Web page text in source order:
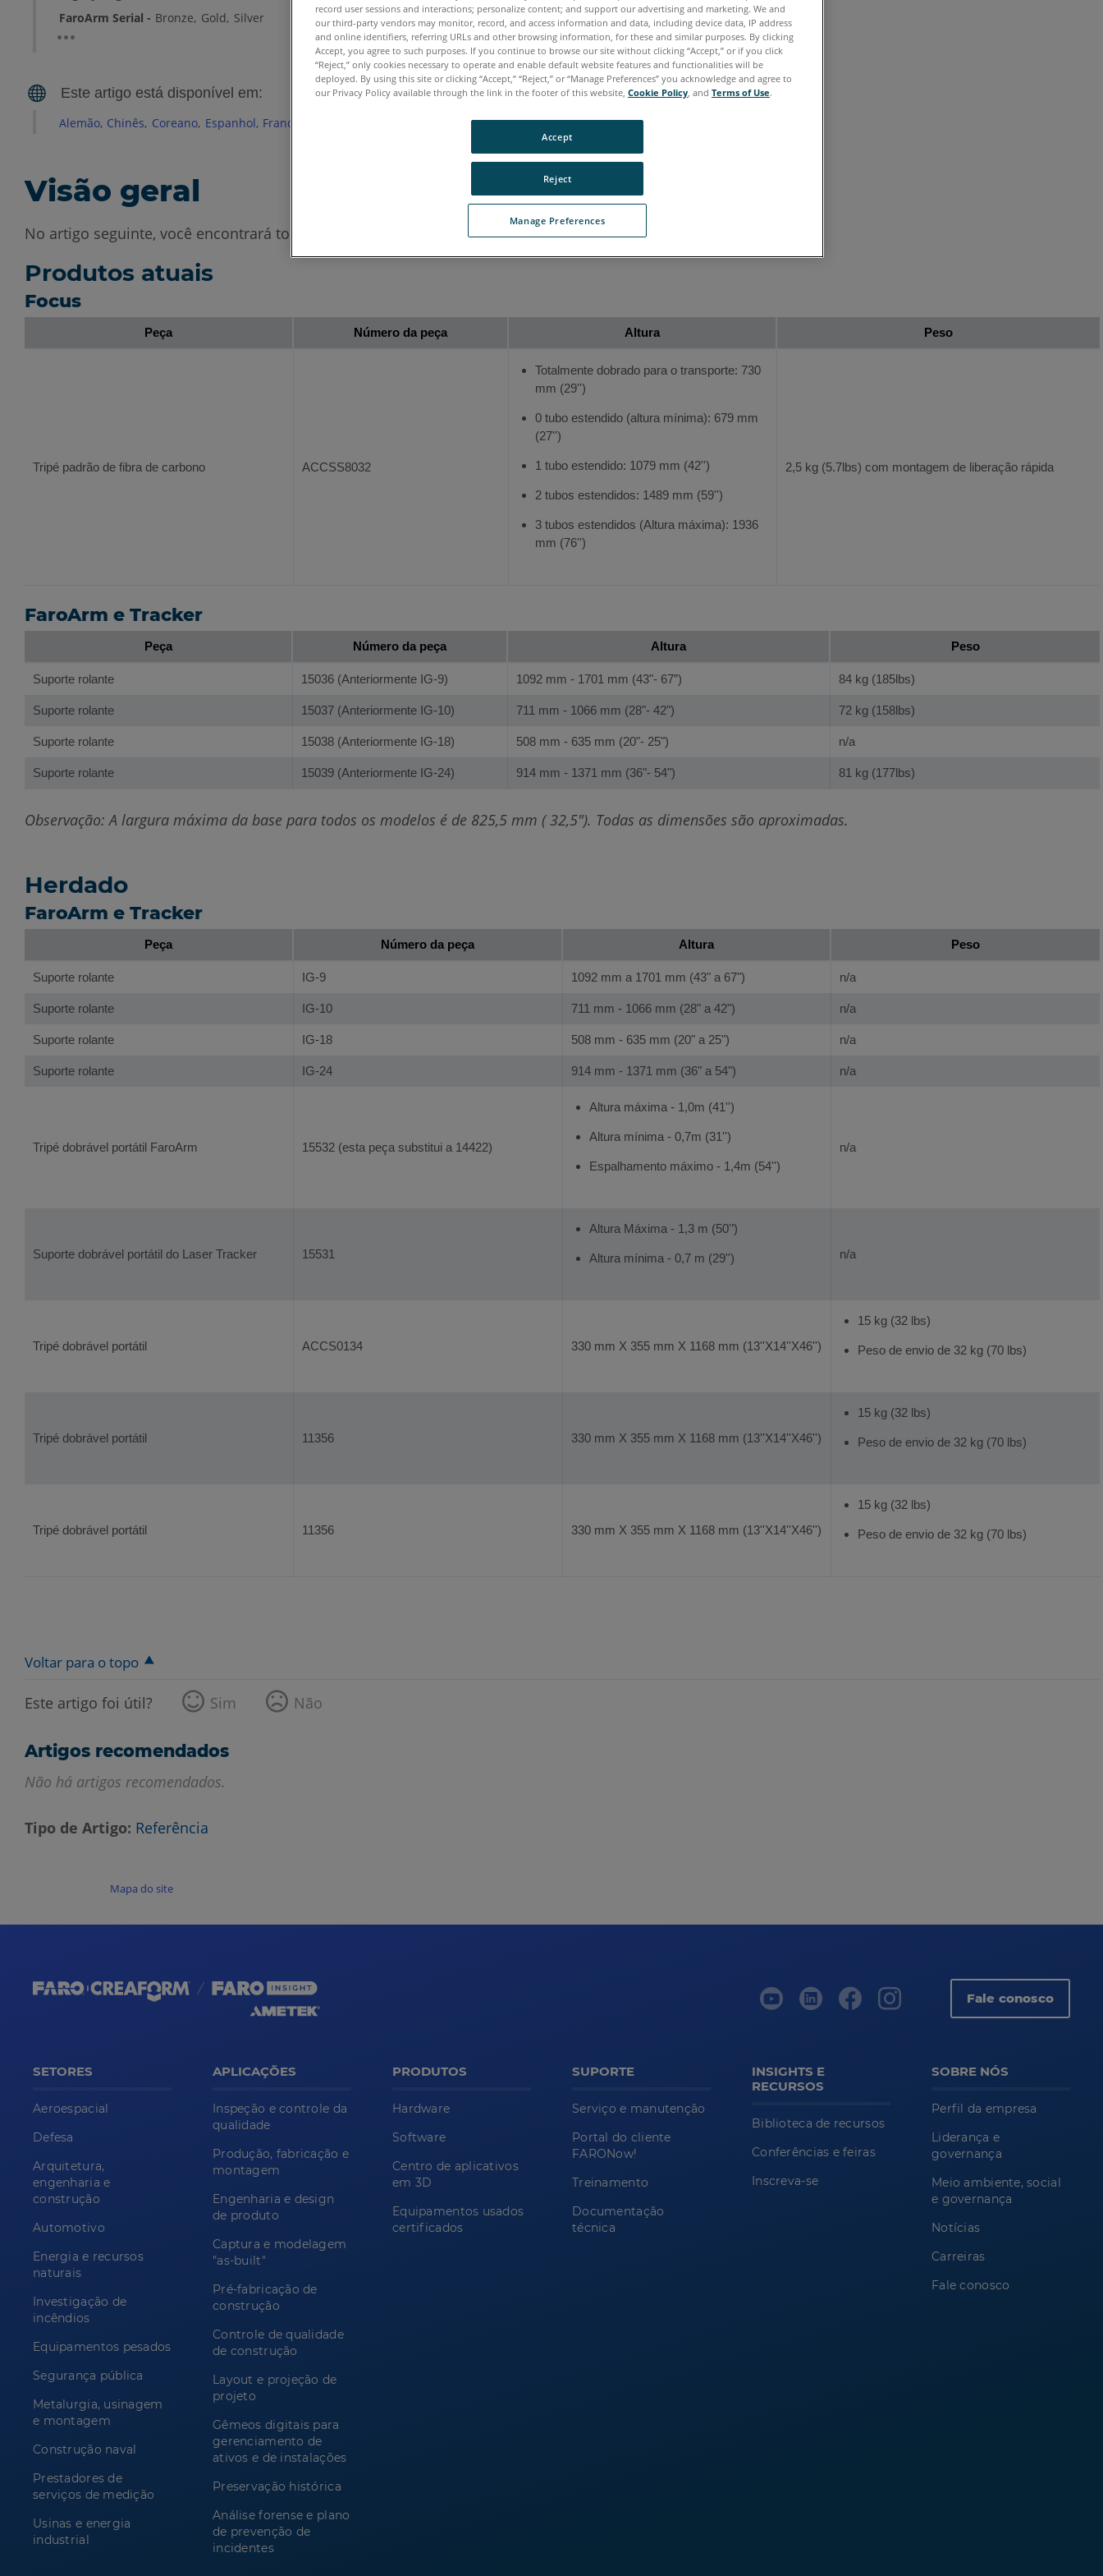
FaroArm Serial
Bronze Gold Silver
Alemão Chinês Coreano Espanhol Francês Português
Visão geral
No artigo seguinte, você encontrará todas as informações sobre os tripés e suportes FARO
Produtos atuais
Focus
Peça Número da peça Altura Peso
Tripé padrão de fibra de carbono ACCSS8032
Totalmente dobrado para o transporte: 730
mm (29'')
0 tubo estendido (altura mínima): 679 mm
(27'')
1 tubo estendido: 1079 mm (42'')
2 tubos estendidos: 1489 mm (59'')
3 tubos estendidos (Altura máxima): 1936
mm (76'')
2,5 kg (5.7lbs) com montagem de liberação rápida
FaroArm e Tracker
Peça Número da peça Altura Peso
Suporte rolante 15036 (Anteriormente IG-9) 1092 mm - 1701 mm (43"- 67”) 84 kg (185lbs)
Suporte rolante 15037 (Anteriormente IG-10) 711 mm - 1066 mm (28"- 42") 72 kg (158lbs)
Suporte rolante 15038 (Anteriormente IG-18) 508 mm - 635 mm (20"- 25") n/a
Suporte rolante 15039 (Anteriormente IG-24) 914 mm - 1371 mm (36"- 54") 81 kg (177lbs)
Observação: A largura máxima da base para todos os modelos é de 825,5 mm ( 32,5"). Todas as dimensões são aproximadas.
Herdado
FaroArm e Tracker
Peça Número da peça Altura Peso
Suporte rolante IG-9 1092 mm a 1701 mm (43" a 67") n/a
Suporte rolante IG-10 711 mm - 1066 mm (28" a 42") n/a
Suporte rolante IG-18 508 mm - 635 mm (20" a 25") n/a
Suporte rolante IG-24 914 mm - 1371 mm (36" a 54") n/a
Tripé dobrável portátil FaroArm 15532 (esta peça substitui a 14422)
Altura máxima - 1,0m (41'')
Altura mínima - 0,7m (31'')
Espalhamento máximo - 1,4m (54'')
n/a
Suporte dobrável portátil do Laser Tracker 15531
Altura Máxima - 1,3 m (50'’)
Altura mínima - 0,7 m (29'') n/a
Tripé dobrável portátil ACCS0134 330 mm X 355 mm X 1168 mm (13''X14''X46'')
15 kg (32 lbs)
Peso de envio de 32 kg (70 lbs)
Tripé dobrável portátil 11356 330 mm X 355 mm X 1168 mm (13''X14''X46'')
15 kg (32 lbs)
Peso de envio de 32 kg (70 lbs)
Tripé dobrável portátil 11356 330 mm X 355 mm X 1168 mm (13''X14''X46'')
15 kg (32 lbs)
Peso de envio de 32 kg (70 lbs)
Voltar para o topo
Este artigo foi útil? Sim Não
Artigos recomendados
Não há artigos recomendados.
Tipo de Artigo Referência
Mapa do site
Fale conosco
SETORES
Aeroespacial
Defesa
Arquitetura,
engenharia e
construção
Automotivo
Energia e recursos
naturais
Investigação de
incêndios
Equipamentos pesados
Segurança pública
Metalurgia, usinagem
e montagem
Construção naval
Prestadores de
serviços de medição
Usinas e energia
industrial
APLICAÇÕES
Inspeção e controle da
qualidade
Produção, fabricação e
montagem
Engenharia e design
de produto
Captura e modelagem
"as-built"
Pré-fabricação de
construção
Controle de qualidade
de construção
Layout e projeção de
projeto
Gêmeos digitais para
gerenciamento de
ativos e de instalações
Preservação histórica
Análise forense e plano
de prevenção de
incidentes
PRODUTOS
Hardware
Software
Centro de aplicativos
em 3D
Equipamentos usados
certificados
SUPORTE
Serviço e manutenção
Portal do cliente
FARONow!
Treinamento
Documentação
técnica
INSIGHTS E
RECURSOS
Biblioteca de recursos
Conferências e feiras
Inscreva-se
SOBRE NÓS
Perfil da empresa
Liderança e
governança
Meio ambiente, social
e governança
Notícias
Carreiras
Fale conosco
record user sessions and interactions; personalize content; and support our advertising and marketing. We and
our third-party vendors may monitor, record, and access information and data, including device data, IP address
and online identifiers, referring URLs and other browsing information, for these and similar purposes. By clicking
Accept, you agree to such purposes. If you continue to browse our site without clicking “Accept,” or if you click
“Reject,” only cookies necessary to operate and enable default website features and functionalities will be
deployed. By using this site or clicking “Accept,” “Reject,” or “Manage Preferences” you acknowledge and agree to
our Privacy Policy available through the link in the footer of this website, Cookie Policy , and Terms of Use.
Manage Preferences
Reject
Accept